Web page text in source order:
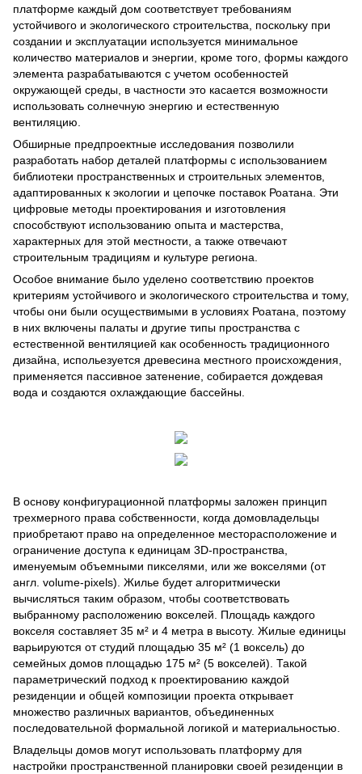
платформе каждый дом соответствует требованиям
устойчивого и экологического строительства, поскольку при
создании и эксплуатации используется минимальное
количество материалов и энергии, кроме того, формы каждого
элемента разрабатываются с учетом особенностей
окружающей среды, в частности это касается возможности
использовать солнечную энергию и естественную
вентиляцию.
Обширные предпроектные исследования позволили
разработать набор деталей платформы с использованием
библиотеки пространственных и строительных элементов,
адаптированных к экологии и цепочке поставок Роатана. Эти
цифровые методы проектирования и изготовления
способствуют использованию опыта и мастерства,
характерных для этой местности, а также отвечают
строительным традициям и культуре региона.
Особое внимание было уделено соответствию проектов
критериям устойчивого и экологического строительства и тому,
чтобы они были осуществимыми в условиях Роатана, поэтому
в них включены палаты и другие типы пространства с
естественной вентиляцией как особенность традиционного
дизайна, испольезуется древесина местного происхождения,
применяется пассивное затенение, собирается дождевая
вода и создаются охлаждающие бассейны.
В основу конфигурационной платформы заложен принцип
трехмерного права собственности, когда домовладельцы
приобретают право на определенное месторасположение и
ограничение доступа к единицам 3D-пространства,
именуемым объемными пикселями, или же вокселями (от
англ. volume-pixels). Жилье будет алгоритмически
вычисляться таким образом, чтобы соответствовать
выбранному расположению вокселей. Площадь каждого
вокселя составляет 35 м² и 4 метра в высоту. Жилые единицы
варьируются от студий площадью 35 м² (1 воксель) до
семейных домов площадью 175 м² (5 вокселей). Такой
параметрический подход к проектированию каждой
резиденции и общей композиции проекта открывает
множество различных вариантов, объединенных
последовательной формальной логикой и материальностью.
Владельцы домов могут использовать платформу для
настройки пространственной планировки своей резиденции в